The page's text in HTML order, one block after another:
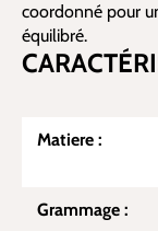
coordonné pour
équilibré.
Matiere :
Grammage :